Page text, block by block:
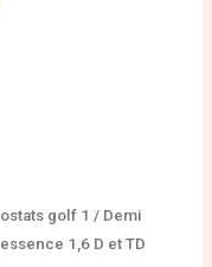
golf 1 / Demi
1,6 D et TD